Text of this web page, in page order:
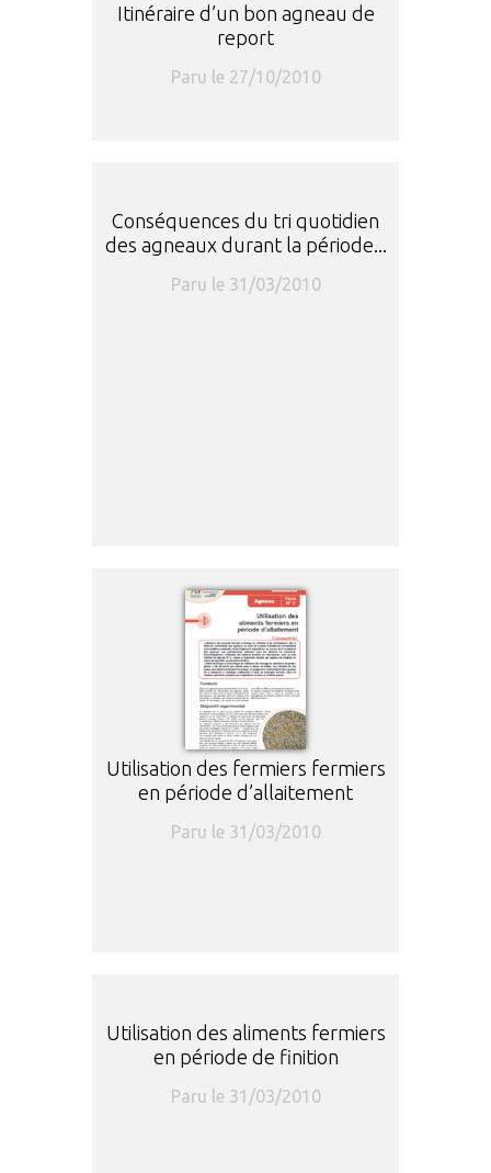
Itinéraire d’un bon agneau de
report
Paru le 27/10/2010
Conséquences du tri quotidien
des agneaux durant la période...
Paru le 31/03/2010
Utilisation des fermiers fermiers
en période d’allaitement
Paru le 31/03/2010
Utilisation des aliments fermiers
en période de finition
Paru le 31/03/2010